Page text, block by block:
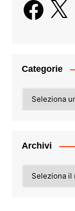
Categorie
Archivi